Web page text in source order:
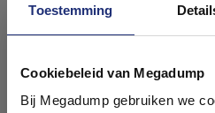
Toestemming
Cookiebeleid van Megadump
Bij Megadump gebruiken we
badkamers in